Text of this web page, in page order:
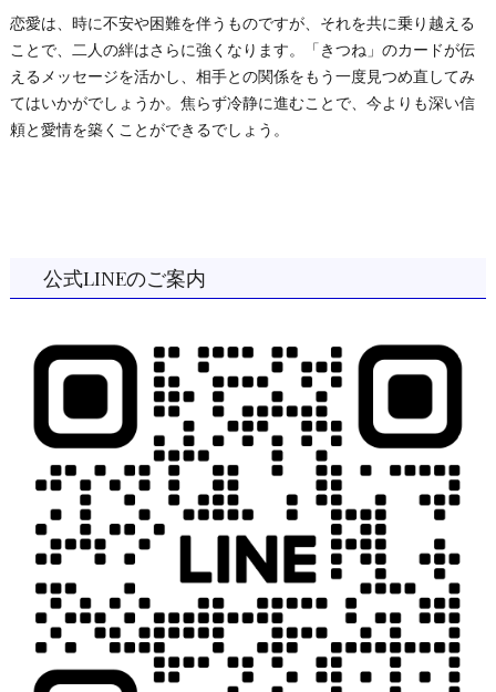
恋愛は、時に不安や困難を伴うものですが、それを共に乗り越える
ことで、二人の絆はさらに強くなります。「きつね」のカードが伝
えるメッセージを活かし、相手との関係をもう一度見つめ直してみ
てはいかがでしょうか。焦らず冷静に進むことで、今よりも深い信
頼と愛情を築くことができるでしょう。
公式LINEのご案内